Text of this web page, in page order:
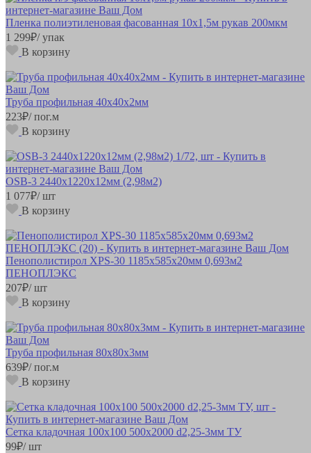
Пленка полиэтиленовая фасованная 10х1,5м рукав 200мкм
1 299₽/ упак
В корзину
Труба профильная 40х40х2мм
223₽/ пог.м
В корзину
OSB-3 2440х1220х12мм (2,98м2)
1 077₽/ шт
В корзину
Пенополистирол XPS-30 1185х585х20мм 0,693м2
ПЕНОПЛЭКС
207₽/ шт
В корзину
Труба профильная 80х80х3мм
639₽/ пог.м
В корзину
Сетка кладочная 100х100 500х2000 d2,25-3мм ТУ
99₽/ шт